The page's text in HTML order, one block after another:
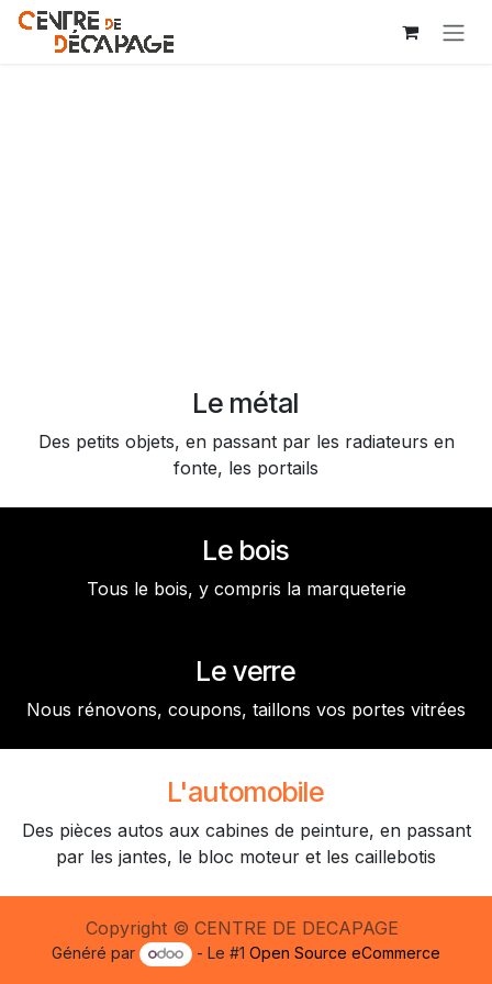
Se rendre au contenu
Le métal
Des petits objets, en passant par les radiateurs en
fonte, les portails
Le bois
Tous le bois, y compris la marqueterie
Le verre
Nous rénovons, coupons, taillons vos portes vitrées
L'automobile
Des pièces autos aux cabines de peinture, en passant
par les jantes, le bloc moteur et les caillebotis
Copyright © CENTRE DE DECAPAGE
Généré par - Le #1Open Source eCommerce